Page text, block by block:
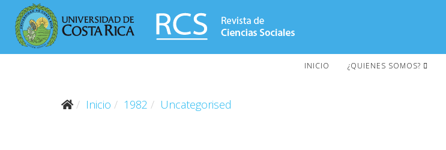
INICIO ¿QUIENES SOMOS?
Inicio 1982 Uncategorised